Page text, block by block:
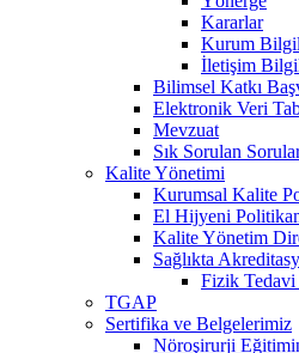
Kararlar
Kurum
İletişim
Bilimsel Katkı
Elektronik Veri
Mevzuat
Sık Sorulan
Kalite Yönetimi
Kurumsal Kalite
El Hijyeni
Kalite Yönetim
Sağlıkta
Fizik Tedavi
TGAP
Sertifika ve Belgelerimiz
Nöroşirurji